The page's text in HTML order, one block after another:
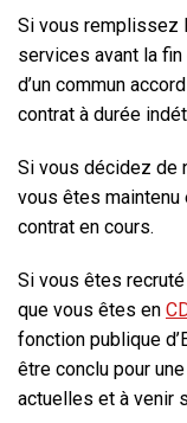
Si vous remplissez
services avant la
d’un commun
contrat à durée
Si vous décidez de
vous êtes maintenu
contrat en cours.
Si vous êtes recruté
que vous êtes en
fonction publique
être conclu pour une
actuelles et à venir